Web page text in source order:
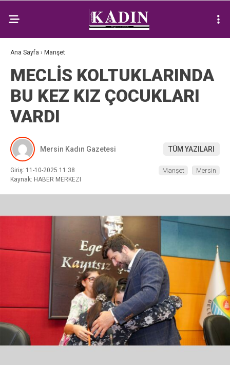
Ana Sayfa › Manşet
MECLİS KOLTUKLARINDA
BU KEZ KIZ ÇOCUKLARI
VARDI
Mersin Kadın Gazetesi TÜM YAZILARI
Giriş: 11-10-2025 11:38
Kaynak: HABER MERKEZI
Manşet Mersin